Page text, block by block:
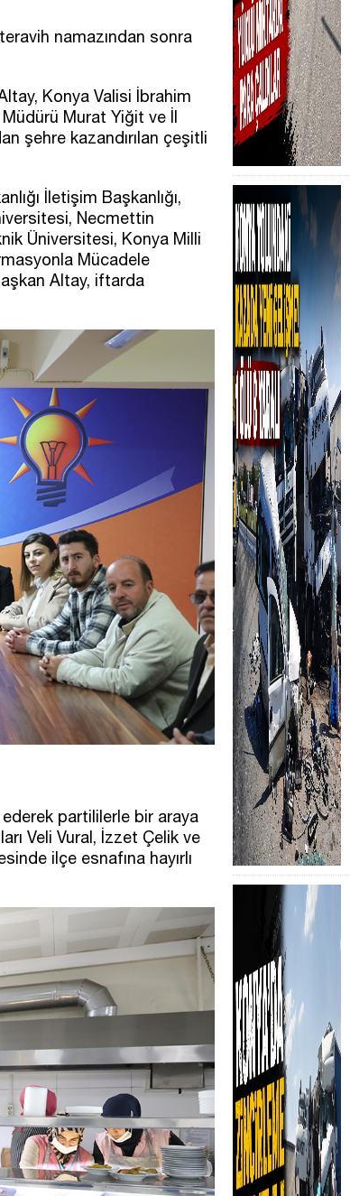
namazından sonra
Konya Valisi İbrahim
Murat Yiğit ve İl
şehre kazandırılan çeşitli
İletişim Başkanlığı,
Necmettin
Üniversitesi, Konya Milli
Mücadele
Altay, iftarda
partililerle bir araya
Veli Vural, İzzet Çelik ve
ilçe esnafına hayırlı